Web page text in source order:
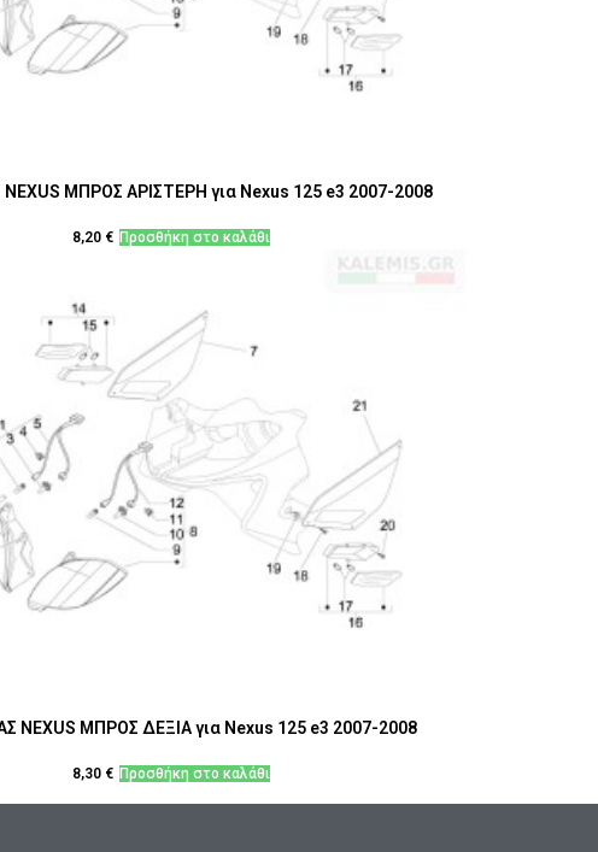
ΜΠΡΟΣ ΑΡΙΣΤΕΡΗ για Nexus 125 e3 2007-2008
8,20 € Προσθήκη στο καλάθι
NEXUS ΜΠΡΟΣ ΔΕΞΙΑ για Nexus 125 e3 2007-2008
8,30 € Προσθήκη στο καλάθι